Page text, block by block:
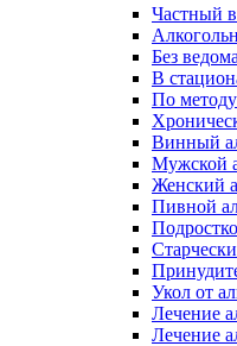
Частный
Без
В
По
Винный
Мужской
Женский
Пивной
Укол от
Лечение
Лечение